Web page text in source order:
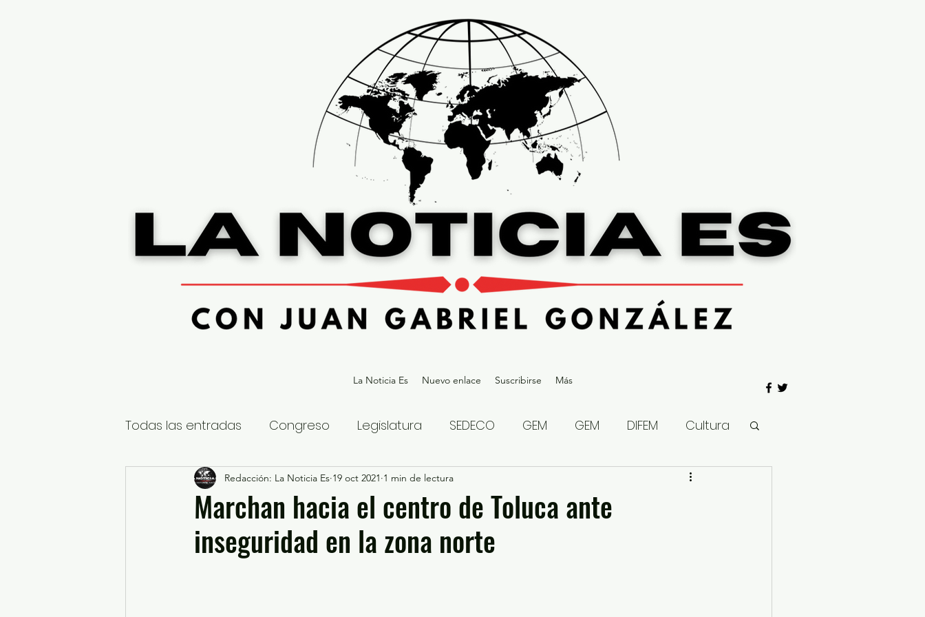
La Noticia Es Nuevo enlace Suscribirse Más
Todas las entradas Congreso Legislatura SEDECO GEM GEM DIFEM Cultura
Nacional Estatal Gubernatura Edoméx 2023
Educación y Cultura Seguridad y Justicia Denuncia Ciudadana
Marchan hacia el centro de Toluca ante
inseguridad en la zona norte
Redacción: La Noticia Es 19 oct 2021 1 min de lectura